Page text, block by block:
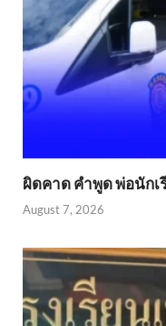
ผิดคาด คำพูด พ่อนักเ
August 7, 2026